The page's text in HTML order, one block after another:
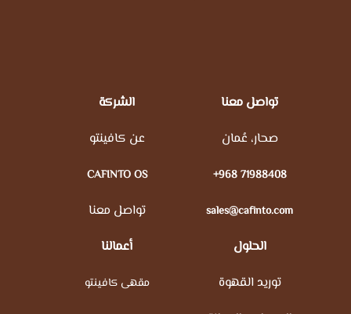
تواصل معنا
صحار، عُمان
+968 71988408
sales@cafinto.com
الشركة
عن كافينتو
CAFINTO OS
تواصل معنا
الحلول
توريد القهوة
أعمالنا
مقهى كافينتو